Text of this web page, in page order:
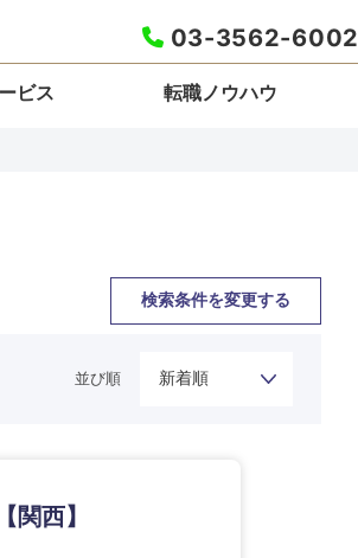
03-3562-6002
ビス 転職ノウハウ
検索条件を変更する
並び順
関西】